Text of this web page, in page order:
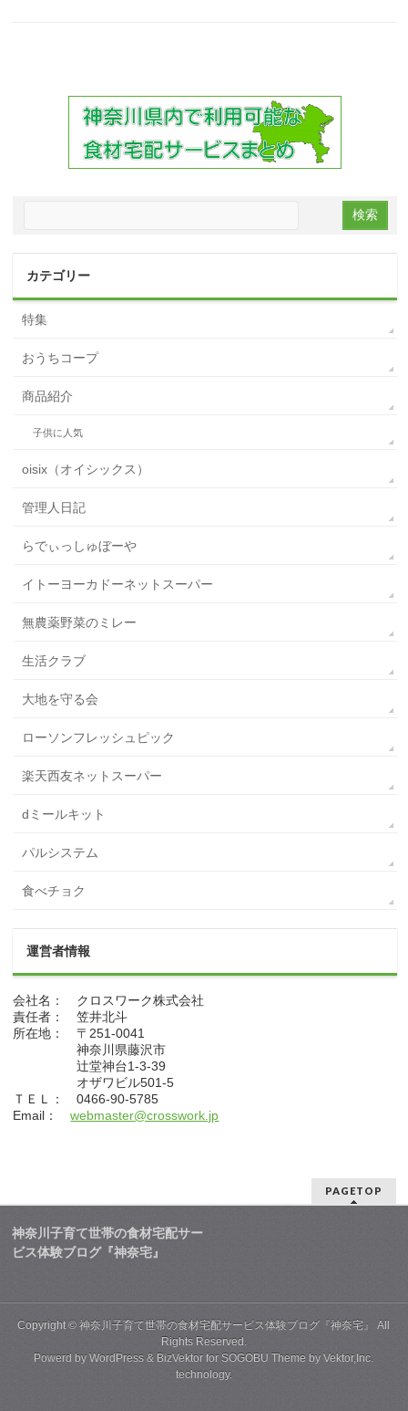
カテゴリー
特集
おうちコープ
商品紹介
子供に人気
oisix（オイシックス）
管理人日記
らでぃっしゅぼーや
イトーヨーカドーネットスーパー
無農薬野菜のミレー
生活クラブ
大地を守る会
ローソンフレッシュピック
楽天西友ネットスーパー
dミールキット
パルシステム
食べチョク
運営者情報
会社名： クロスワーク株式会社
責任者： 笠井北斗
所在地： 〒251-0041
神奈川県藤沢市
辻堂神台1-3-39
オザワビル501-5
ＴＥＬ： 0466-90-5785
Email：webmaster@crosswork.jp
PAGETOP
神奈川子育て世帯の食材宅配サー
ビス体験ブログ『神奈宅』
Copyright ©神奈川子育て世帯の食材宅配サービス体験ブログ『神奈宅』
All
Rights Reserved.
Powerd byWordPress & BizVektor for SOGOBU Theme byVektor,Inc.
technology.